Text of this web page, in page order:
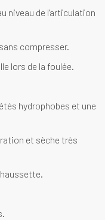
niveau de l'articulation
compresser.
lors de la foulée.
hydrophobes et une
et sèche très